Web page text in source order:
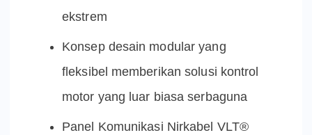
ekstrem
Konsep desain modular yang
fleksibel memberikan solusi kontrol
motor yang luar biasa serbaguna
Panel Komunikasi Nirkabel VLT®